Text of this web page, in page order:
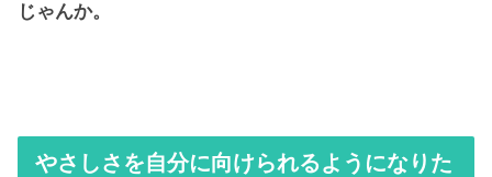
じゃんか。
やさしさを自分に向けられるようになりた